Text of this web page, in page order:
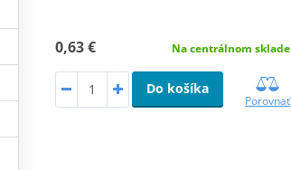
0,63 € Na centrálnom sklade
Do košíka
Porovnať